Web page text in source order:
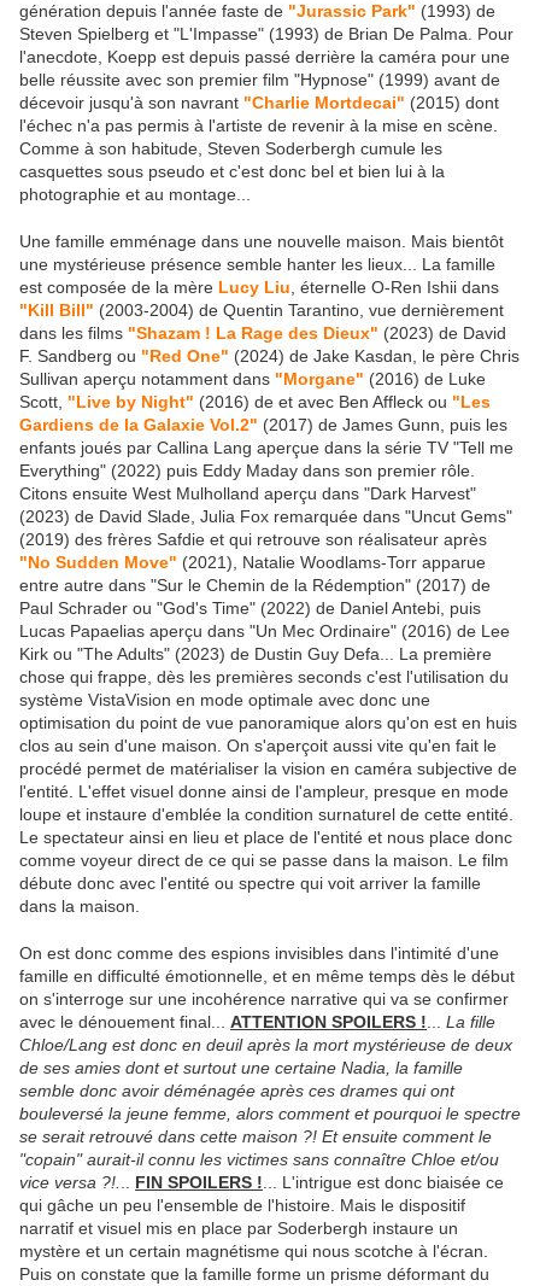
génération depuis l'année faste de "Jurassic Park" (1993) de
Steven Spielberg et "L'Impasse" (1993) de Brian De Palma. Pour
l'anecdote, Koepp est depuis passé derrière la caméra pour une
belle réussite avec son premier film "Hypnose" (1999) avant de
décevoir jusqu'à son navrant "Charlie Mortdecai" (2015) dont
l'échec n'a pas permis à l'artiste de revenir à la mise en scène.
Comme à son habitude, Steven Soderbergh cumule les
casquettes sous pseudo et c'est donc bel et bien lui à la
photographie et au montage...
Une famille emménage dans une nouvelle maison. Mais bientôt
une mystérieuse présence semble hanter les lieux... La famille
est composée de la mère Lucy Liu , éternelle O-Ren Ishii dans
"Kill Bill" (2003-2004) de Quentin Tarantino, vue dernièrement
dans les films "Shazam ! La Rage des Dieux" (2023) de David
F. Sandberg ou "Red One" (2024) de Jake Kasdan, le père Chris
Sullivan aperçu notamment dans "Morgane" (2016) de Luke
Scott, "Live by Night" (2016) de et avec Ben Affleck ou "Les
Gardiens de la Galaxie Vol.2" (2017) de James Gunn, puis les
enfants joués par Callina Lang aperçue dans la série TV "Tell me
Everything" (2022) puis Eddy Maday dans son premier rôle.
Citons ensuite West Mulholland aperçu dans "Dark Harvest"
(2023) de David Slade, Julia Fox remarquée dans "Uncut Gems"
(2019) des frères Safdie et qui retrouve son réalisateur après
"No Sudden Move" (2021), Natalie Woodlams-Torr apparue
entre autre dans "Sur le Chemin de la Rédemption" (2017) de
Paul Schrader ou "God's Time" (2022) de Daniel Antebi, puis
Lucas Papaelias aperçu dans "Un Mec Ordinaire" (2016) de Lee
Kirk ou "The Adults" (2023) de Dustin Guy Defa... La première
chose qui frappe, dès les premières seconds c'est l'utilisation du
système VistaVision en mode optimale avec donc une
optimisation du point de vue panoramique alors qu'on est en huis
clos au sein d'une maison. On s'aperçoit aussi vite qu'en fait le
procédé permet de matérialiser la vision en caméra subjective de
l'entité. L'effet visuel donne ainsi de l'ampleur, presque en mode
loupe et instaure d'emblée la condition surnaturel de cette entité.
Le spectateur ainsi en lieu et place de l'entité et nous place donc
comme voyeur direct de ce qui se passe dans la maison. Le film
débute donc avec l'entité ou spectre qui voit arriver la famille
dans la maison.
On est donc comme des espions invisibles dans l'intimité d'une
famille en difficulté émotionnelle, et en même temps dès le début
on s'interroge sur une incohérence narrative qui va se confirmer
avec le dénouement final... ATTENTION SPOILERS !
La fille
Chloe/Lang est donc en deuil après la mort mystérieuse de deux
de ses amies dont et surtout une certaine Nadia, la famille
semble donc avoir déménagée après ces drames qui ont
bouleversé la jeune femme, alors comment et pourquoi le spectre
se serait retrouvé dans cette maison ?! Et ensuite comment le
"copain" aurait-il connu les victimes sans connaître Chloe et/ou
vice versa ?!.
FIN SPOILERS ! ... L'intrigue est donc biaisée ce
qui gâche un peu l'ensemble de l'histoire. Mais le dispositif
narratif et visuel mis en place par Soderbergh instaure un
mystère et un certain magnétisme qui nous scotche à l'écran.
Puis on constate que la famille forme un prisme déformant du